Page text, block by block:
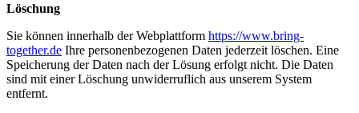
Löschung
Sie können innerhalb der Webplattform https://www.bring-
together.de Ihre personenbezogenen Daten jederzeit löschen. Eine
Speicherung der Daten nach der Lösung erfolgt nicht. Die Daten
sind mit einer Löschung unwiderruflich aus unserem System
entfernt.